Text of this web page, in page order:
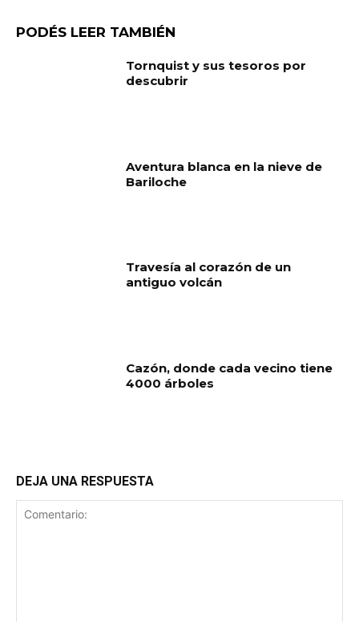
PODÉS LEER TAMBIÉN
Tornquist y sus tesoros por
descubrir
Aventura blanca en la nieve de
Bariloche
Travesía al corazón de un
antiguo volcán
Cazón, donde cada vecino tiene
4000 árboles
DEJA UNA RESPUESTA